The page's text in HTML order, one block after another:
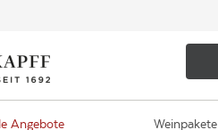
Angebote Weinpakete